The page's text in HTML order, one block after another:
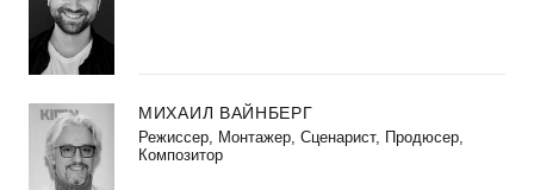
МИХАИЛ ВАЙНБЕРГ
Режиссер, Монтажер, Сценарист, Продюсер,
Композитор